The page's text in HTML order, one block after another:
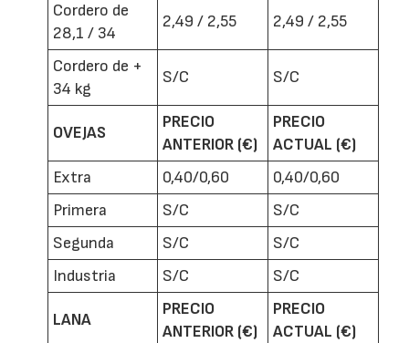
Cordero de
28,1 / 34
2,49 / 2,55 2,49 / 2,55
Cordero de +
34 kg
S/C S/C
OVEJAS
PRECIO
ANTERIOR (€)
PRECIO
ACTUAL (€)
Extra
0,40/0,60
0,40/0,60
Primera
S/C
S/C
Segunda
S/C
S/C
Industria
S/C S/C
LANA
PRECIO
ANTERIOR (€)
PRECIO
ACTUAL (€)